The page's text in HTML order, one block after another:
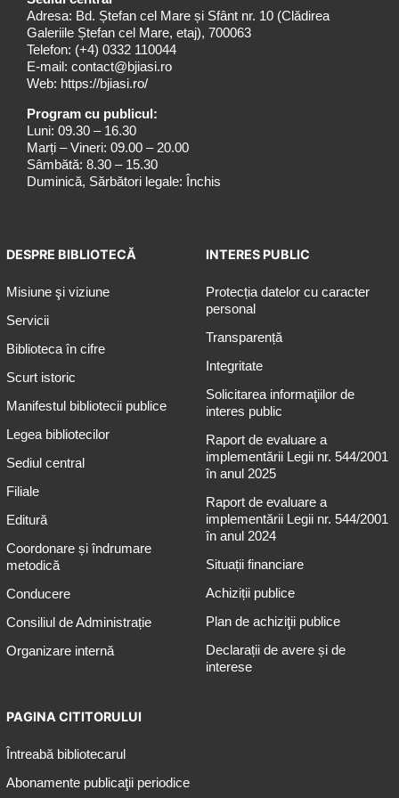
Adresa: Bd. Ștefan cel Mare și Sfânt nr. 10 (Clădirea
Galeriile Ștefan cel Mare, etaj), 700063
Telefon: (+4) 0332 110044
E-mail: contact@bjiasi.ro
Web: https://bjiasi.ro/
Program cu publicul:
Luni: 09.30 – 16.30
Marți – Vineri: 09.00 – 20.00
Sâmbătă: 8.30 – 15.30
Duminică, Sărbători legale: Închis
DESPRE BIBLIOTECĂ
Misiune şi viziune
Servicii
Biblioteca în cifre
Scurt istoric
Manifestul bibliotecii publice
Legea bibliotecilor
Sediul central
Filiale
Editură
Coordonare și îndrumare
metodică
Conducere
Consiliul de Administrație
Organizare internă
INTERES PUBLIC
Protecția datelor cu caracter
personal
Transparență
Integritate
Solicitarea informaţiilor de
interes public
Raport de evaluare a
implementării Legii nr. 544/2001
în anul 2025
Raport de evaluare a
implementării Legii nr. 544/2001
în anul 2024
Situații financiare
Achiziții publice
Plan de achiziţii publice
Declarații de avere și de
interese
PAGINA CITITORULUI
Întreabă bibliotecarul
Abonamente publicaţii periodice